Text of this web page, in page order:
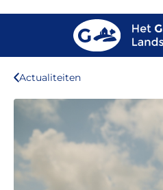
Actualiteiten